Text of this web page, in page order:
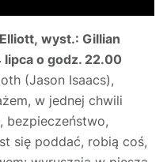
wyst.: Gillian
o godz. 22.00
(Jason Isaacs),
w jednej chwili
bezpieczeństwo,
się poddać, robią coś,